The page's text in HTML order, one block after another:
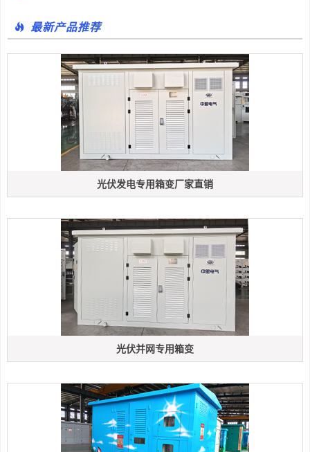
最新产品推荐
光伏发电专用箱变厂家直销
光伏并网专用箱变